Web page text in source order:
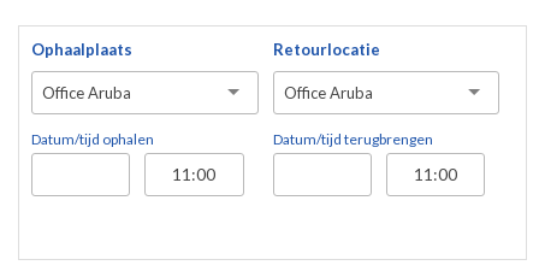
Ophaalplaats
Office Aruba
Datum/tijd ophalen
Retourlocatie
Office Aruba
Datum/tijd terugbrengen